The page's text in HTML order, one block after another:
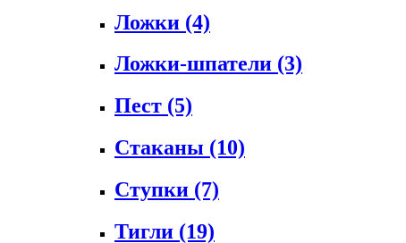
Ложки (4)
Ложки-шпатели (3)
Пест (5)
Стаканы (10)
Ступки (7)
Тигли (19)